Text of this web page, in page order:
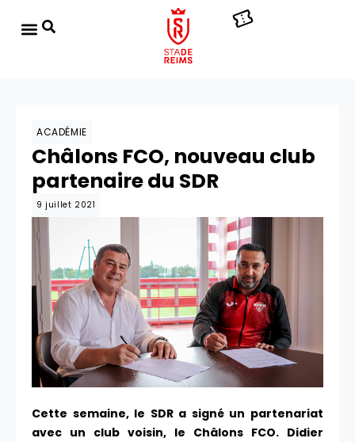
ACADÉMIE
Châlons FCO, nouveau club
partenaire du SDR
9 juillet 2021
Cette semaine, le SDR a signé un partenariat
avec un club voisin, le Châlons FCO. Didier